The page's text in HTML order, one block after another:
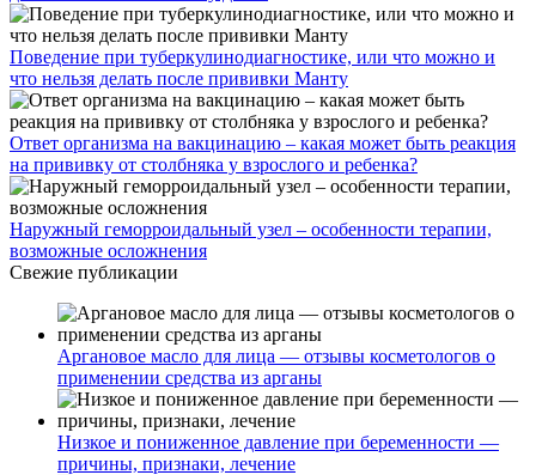
Поведение при туберкулинодиагностике, или что можно и
что нельзя делать после прививки Манту
Ответ организма на вакцинацию – какая может быть реакция
на прививку от столбняка у взрослого и ребенка?
Наружный геморроидальный узел – особенности терапии,
возможные осложнения
Свежие публикации
Аргановое масло для лица — отзывы косметологов о
применении средства из арганы
Низкое и пониженное давление при беременности —
причины, признаки, лечение